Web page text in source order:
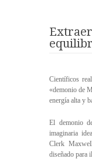
Científicos
«demonio de
energía alta y
El demonio
imaginaria
Clerk
diseñado para